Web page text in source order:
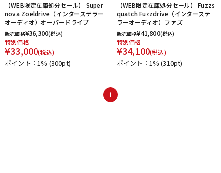
DTM オンライン納品 レコーディング機器
【WEB限定在庫処分セール】 Super
nova Zoeldrive（インターステラー
オーディオ）オーバードライブ
販売価格¥36,300(税込)
特別価格
¥33,000(税込)
ポイント：1% (300pt)
【WEB限定在庫処分セール】 Fuzzs
quatch Fuzzdrive（インターステ
ラーオーディオ）ファズ
販売価格¥41,800(税込)
特別価格
¥34,100(税込)
ポイント：1%(310pt)
1